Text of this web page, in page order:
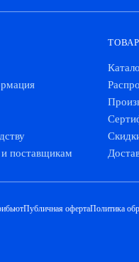
поставщикам
Публичная офертаПолитика